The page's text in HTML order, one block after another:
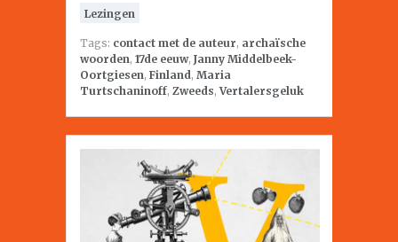
Lezingen
Tags: contact met de auteur, archaïsche
woorden, 17de eeuw, Janny Middelbeek-
Oortgiesen, Finland, Maria
Turtschaninoff, Zweeds,Vertalersgeluk